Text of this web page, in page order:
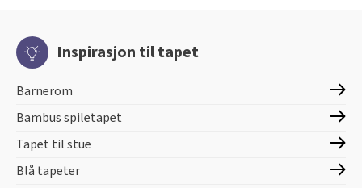
Inspirasjon til tapet
Barnerom
Bambus spiletapet
Tapet til stue
Blå tapeter